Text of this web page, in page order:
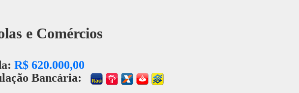
e Comércios
R$ 620.000,00
Bancária: